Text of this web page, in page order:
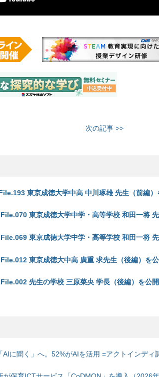
次の記事 >>
東京成徳大学中高 中川琢雄 先生（前編）
東京成徳大学中学・高等学校 和田一将
東京成徳大学中学・高等学校 和田一将
東京成徳大中高 廣重 求先生（後編）を
先生の学校 三原菜央 学長（後編）を公
に聞く」へ。52%がAIを活用 =アクトインディ